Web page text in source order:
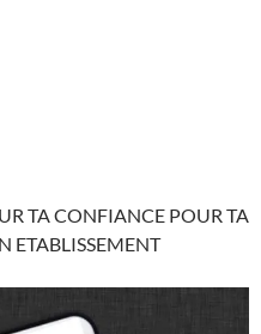
TA CONFIANCE POUR TA
ETABLISSEMENT